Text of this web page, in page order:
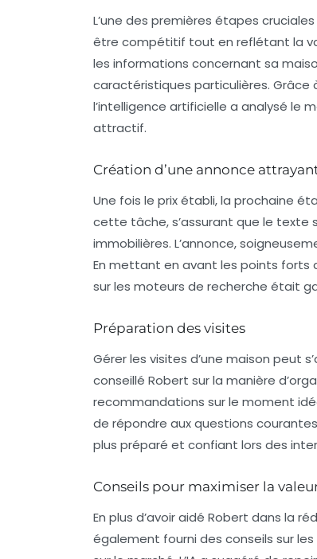
L’une des premières étapes
être compétitif tout en reflétant la
les informations concernant sa
caractéristiques particulières. Grâce
l’intelligence artificielle a analysé le
attractif.
Création d’une annonce
Une fois le prix établi, la prochaine
cette tâche, s’assurant que le texte
immobilières. L’annonce,
En mettant en avant les points forts
sur les moteurs de recherche était
Préparation des visites
Gérer les visites d’une maison peut
conseillé Robert sur la manière
recommandations sur le moment
de répondre aux questions
plus préparé et confiant lors des
Conseils pour maximiser la
En plus d’avoir aidé Robert dans la
également fourni des conseils sur